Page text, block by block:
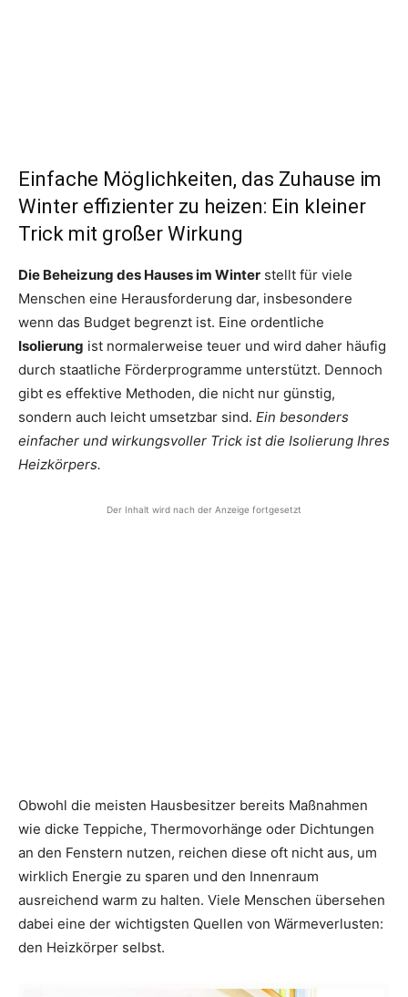
Einfache Möglichkeiten, das Zuhause im
Winter effizienter zu heizen: Ein kleiner
Trick mit großer Wirkung
Die Beheizung des Hauses im Winter stellt für viele
Menschen eine Herausforderung dar, insbesondere
wenn das Budget begrenzt ist. Eine ordentliche
Isolierung ist normalerweise teuer und wird daher häufig
durch staatliche Förderprogramme unterstützt. Dennoch
gibt es effektive Methoden, die nicht nur günstig,
sondern auch leicht umsetzbar sind. Ein besonders
einfacher und wirkungsvoller Trick ist die Isolierung Ihres
Heizkörpers.
Der Inhalt wird nach der Anzeige fortgesetzt
Obwohl die meisten Hausbesitzer bereits Maßnahmen
wie dicke Teppiche, Thermovorhänge oder Dichtungen
an den Fenstern nutzen, reichen diese oft nicht aus, um
wirklich Energie zu sparen und den Innenraum
ausreichend warm zu halten. Viele Menschen übersehen
dabei eine der wichtigsten Quellen von Wärmeverlusten:
den Heizkörper selbst.